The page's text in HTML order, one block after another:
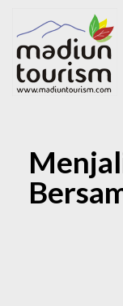
KAI
BIAS